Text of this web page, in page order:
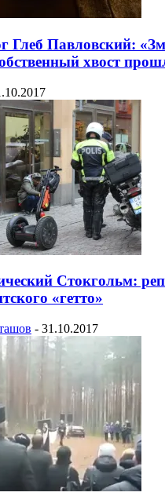
Глеб Павловский:
хвост
Стокгольм:
«гетто»
- 31.10.2017